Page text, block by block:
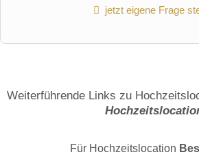
Hiermit akzeptiere ich dieAGB.
jetzt eigene Frage
Weiterführende Links zu
Für Hochzeitslocation